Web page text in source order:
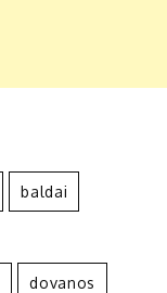
baldai
dovanos